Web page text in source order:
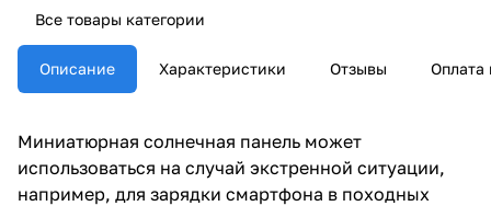
Все товары категории
Описание Характеристики Отзывы Оплата
Миниатюрная солнечная панель может
использоваться на случай экстренной ситуации,
например, для зарядки смартфона в походных